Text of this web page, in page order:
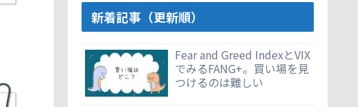
新着記事（更新順）
Fear and Greed IndexとVIX
でみるFANG+。買い場を見
つけるのは難しい